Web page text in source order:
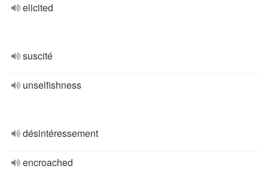
elicited
suscité
unselfishness
désintéressement
encroached